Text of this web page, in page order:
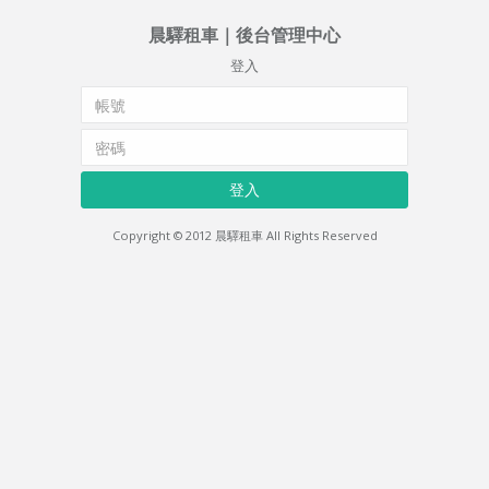
晨驛租車｜後台管理中心
登入
Copyright © 2012 晨驛租車 All Rights Reserved